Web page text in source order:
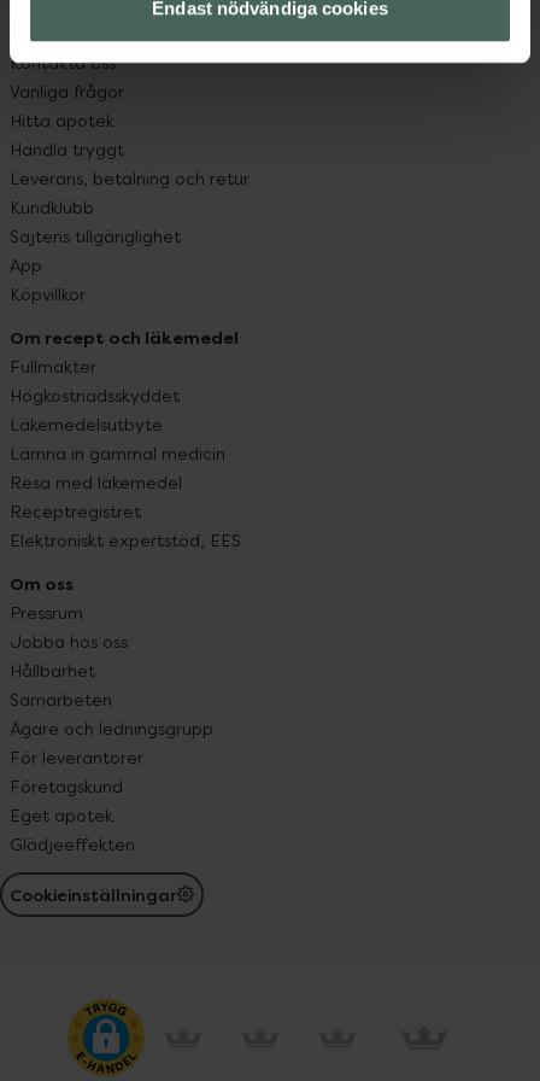
Endast nödvändiga cookies
Kontakta oss
Vanliga frågor
Hitta apotek
Handla tryggt
Leverans, betalning och retur
Kundklubb
Sajtens tillgänglighet
App
Köpvillkor
Om recept och läkemedel
Fullmakter
Högkostnadsskyddet
Läkemedelsutbyte
Lämna in gammal medicin
Resa med läkemedel
Receptregistret
Elektroniskt expertstöd, EES
Om oss
Pressrum
Jobba hos oss
Hållbarhet
Samarbeten
Ägare och ledningsgrupp
För leverantörer
Företagskund
Eget apotek
Glädjeeffekten
Cookieinställningar